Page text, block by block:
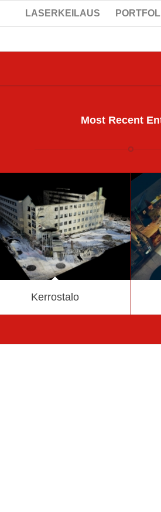
LASERKEILAUS
Most Recent
Kerrostalo